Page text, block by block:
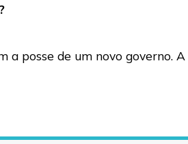
posse de um novo governo.